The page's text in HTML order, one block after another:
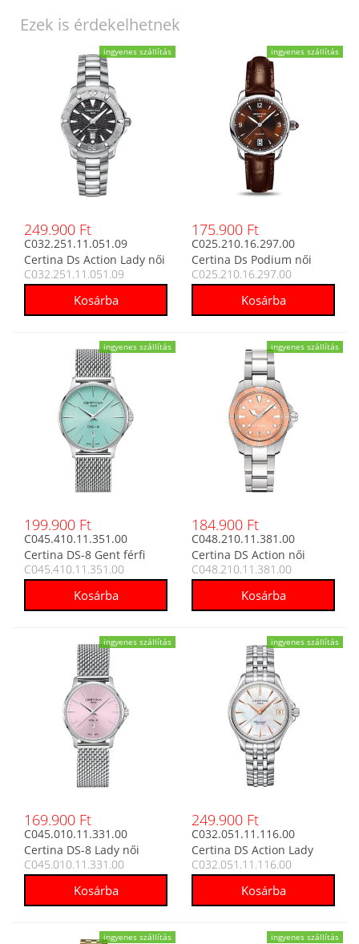
Ezek is érdekelhetnek
ingyenes szállítás
249.900 Ft
C032.251.11.051.09
Certina Ds Action Lady női
analóg karóra
C032.251.11.051.09
ingyenes szállítás
175.900 Ft
C025.210.16.297.00
Certina Ds Podium női
analóg karóra
C025.210.16.297.00
ingyenes szállítás
199.900 Ft
C045.410.11.351.00
Certina DS-8 Gent férfi
analóg karóra
C045.410.11.351.00
ingyenes szállítás
184.900 Ft
C048.210.11.381.00
Certina DS Action női
analóg karóra
C048.210.11.381.00
ingyenes szállítás
169.900 Ft
C045.010.11.331.00
Certina DS-8 Lady női
analóg karóra
C045.010.11.331.00
ingyenes szállítás
249.900 Ft
C032.051.11.116.00
Certina DS Action Lady
Diamonds női analóg
C032.051.11.116.00
ingyenes szállítás ingyenes szállítás